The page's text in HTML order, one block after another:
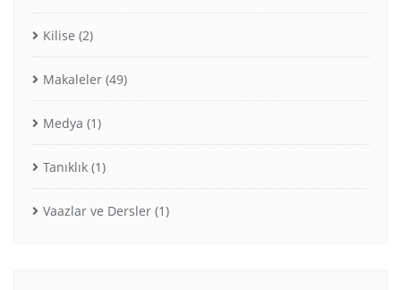
Kilise (2)
Makaleler (49)
Medya (1)
Tanıklık (1)
Vaazlar ve Dersler (1)